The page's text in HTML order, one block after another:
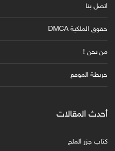
اتصل بنا
حقوق الملكية DMCA
من نحن !
خريطة الموقع
أحدث المقالات
كتاب جزر الملح